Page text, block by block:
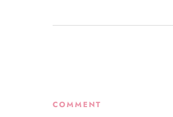
COMMENT